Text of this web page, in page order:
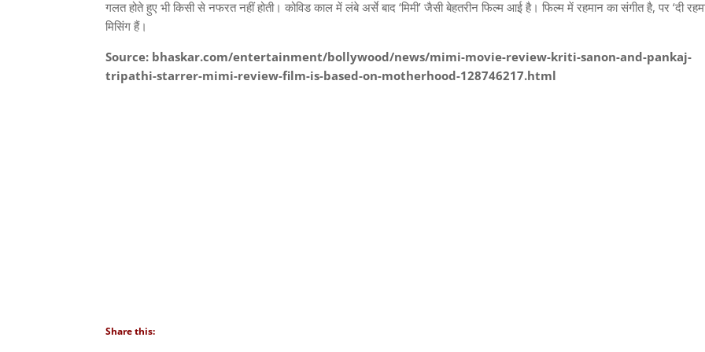
गलत होते हुए भी किसी से नफरत नहीं होती। कोविड काल में लंबे अर्से बाद ‘मिमी’ जैसी बेहतरीन फिल्‍म आई है। फिल्‍म में रहमान का संगीत है, पर ‘दी
मिसिंग हैं।
Source: bhaskar.com/entertainment/bollywood/news/mimi-movie-review-kriti-sanon-and-pankaj-
tripathi-starrer-mimi-review-film-is-based-on-motherhood-128746217.html
Share this: